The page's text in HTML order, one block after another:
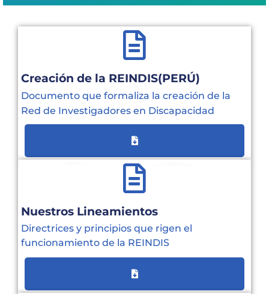
Contacto
Ruta
reclamos
Creación de la REINDIS(PERÚ)
Documento que formaliza la creación de la
Red de Investigadores en Discapacidad
Nuestros Lineamientos
Directrices y principios que rigen el
funcionamiento de la REINDIS